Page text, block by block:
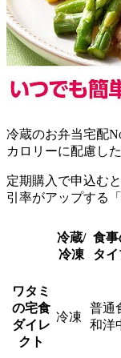
冷蔵のお弁当宅配
カロリーに配慮し
定期購入で申込む
引率がアップする
冷蔵/
冷凍
食事
タイ
ワタミ
の宅食
ダイレ
クト
冷凍
普通
和洋